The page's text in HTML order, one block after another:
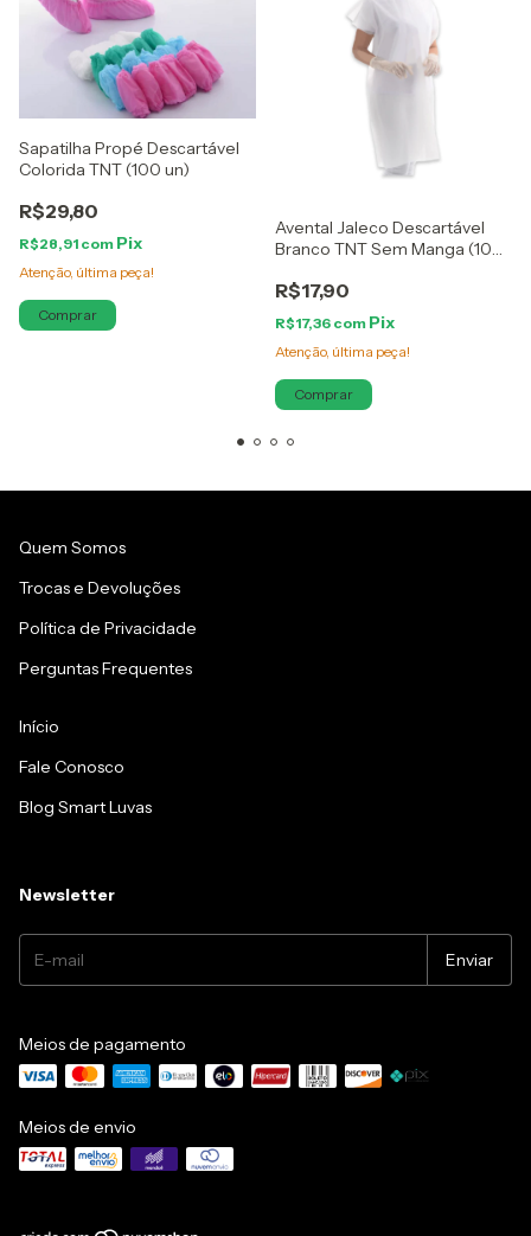
Sapatilha Propé Descartável
Colorida TNT (100 un)
R$29,80
R$28,91 com
Atenção, última peça!
Comprar
Avental Jaleco Descartável
Branco TNT Sem Manga (10
R$17,90
R$17,36 com
Atenção, última peça!
Quem Somos
Trocas e Devoluções
Política de Privacidade
Perguntas Frequentes
Início
Fale Conosco
Blog Smart Luvas
Newsletter
Meios de pagamento
Meios de envio